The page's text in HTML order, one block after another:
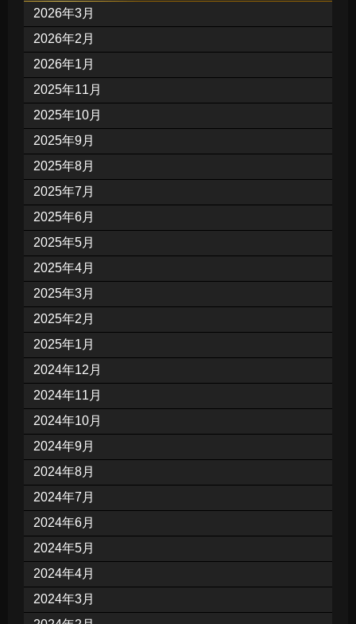
2026年3月
2026年2月
2026年1月
2025年11月
2025年10月
2025年9月
2025年8月
2025年7月
2025年6月
2025年5月
2025年4月
2025年3月
2025年2月
2025年1月
2024年12月
2024年11月
2024年10月
2024年9月
2024年8月
2024年7月
2024年6月
2024年5月
2024年4月
2024年3月